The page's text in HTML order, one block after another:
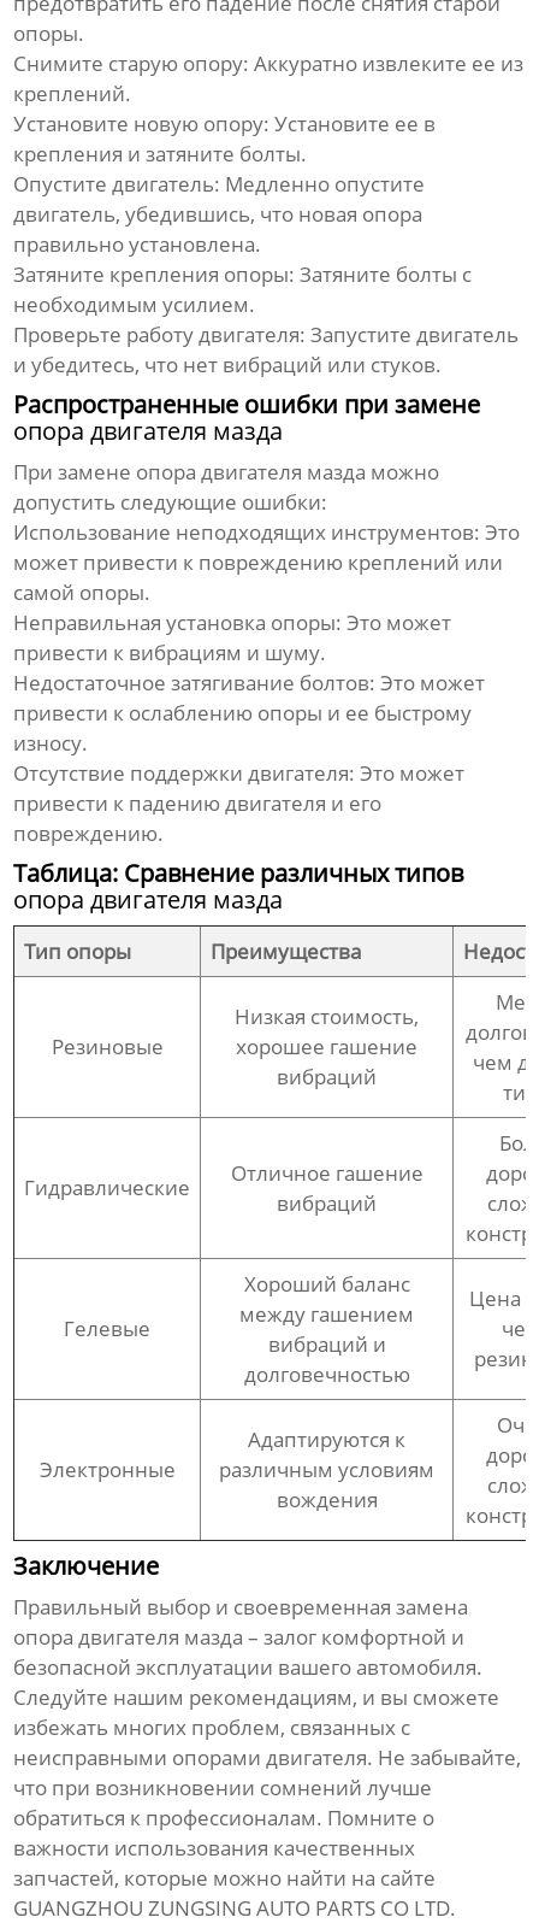
опоры.
Снимите старую опору: Аккуратно извлеките ее из
креплений.
Установите новую опору: Установите ее в
крепления и затяните болты.
Опустите двигатель: Медленно опустите
двигатель, убедившись, что новая опора
правильно установлена.
Затяните крепления опоры: Затяните болты с
необходимым усилием.
Проверьте работу двигателя: Запустите двигатель
и убедитесь, что нет вибраций или стуков.
Распространенные ошибки при замене
опора двигателя мазда
При замене опора двигателя мазда можно
допустить следующие ошибки:
Использование неподходящих инструментов: Это
может привести к повреждению креплений или
самой опоры.
Неправильная установка опоры: Это может
привести к вибрациям и шуму.
Недостаточное затягивание болтов: Это может
привести к ослаблению опоры и ее быстрому
износу.
Отсутствие поддержки двигателя: Это может
привести к падению двигателя и его
повреждению.
Таблица: Сравнение различных типов
опора двигателя мазда
Тип опоры Преимущества
Резиновые
Низкая стоимость,
хорошее гашение
вибраций
чем
Гидравлические
Отличное гашение
вибраций
Гелевые
Хороший баланс
между гашением
вибраций и
долговечностью
Цена
Электронные
Адаптируются к
различным условиям
вождения
Заключение
Правильный выбор и своевременная замена
опора двигателя мазда – залог комфортной и
безопасной эксплуатации вашего автомобиля.
Следуйте нашим рекомендациям, и вы сможете
избежать многих проблем, связанных с
неисправными опорами двигателя. Не забывайте,
что при возникновении сомнений лучше
обратиться к профессионалам. Помните о
важности использования качественных
запчастей, которые можно найти на сайте
GUANGZHOU ZUNGSING AUTO PARTS CO LTD.